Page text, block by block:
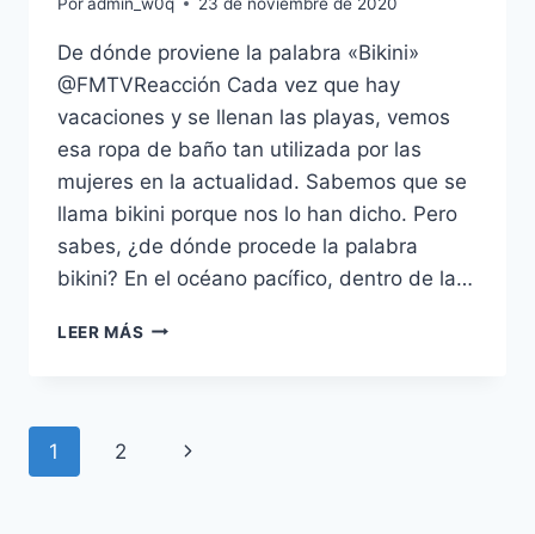
De dónde proviene la palabra «Bikini»
@FMTVReacción Cada vez que hay
vacaciones y se llenan las playas, vemos
esa ropa de baño tan utilizada por las
mujeres en la actualidad. Sabemos que se
llama bikini porque nos lo han dicho. Pero
sabes, ¿de dónde procede la palabra
bikini? En el océano pacífico, dentro de la…
LEER MÁS DE
BIKINI
Navegación
1 2
Siguiente